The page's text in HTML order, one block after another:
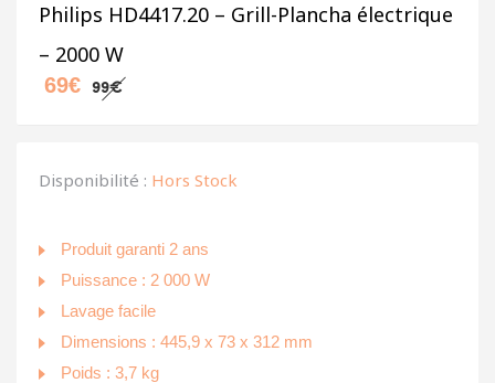
Philips HD4417.20 – Grill-Plancha électrique
– 2000 W
99€
69€
Disponibilité : Hors Stock
Produit garanti 2 ans
Puissance : 2 000 W
Lavage facile
Dimensions : 445,9 x 73 x 312 mm
Poids : 3,7 kg